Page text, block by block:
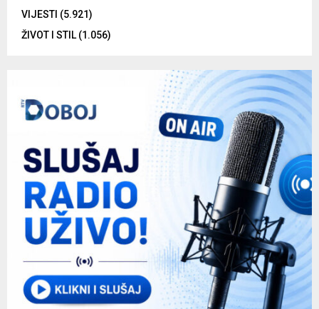
VIJESTI (5.921)
ŽIVOT I STIL (1.056)